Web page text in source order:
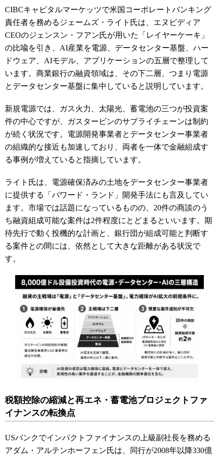
CIBCキャピタルマーケッツで米国コーポレートバンキング
責任者を務めるジェームズ・ライト氏は、エヌビディア
CEOのジェンスン・フアン氏が用いた「レイヤーケーキ」
の比喩を引き、AI産業を電源、データセンター基盤、ハー
ドウェア、AIモデル、アプリケーションの五層で整理して
います。商業銀行の融資領域は、その下二層、つまり電源
とデータセンター基盤に集中していると説明しています。
新規電源では、ガス火力、太陽光、蓄電池の三つが投資案
件の中心ですが、ガスタービンのサプライチェーンは制約
が続く状況です。電源開発事業者とデータセンター事業者
の組織的な接近も加速しており、両者を一体で金融組成す
る事例が増えていると指摘しています。
ライト氏は、電源確保済みの土地をデータセンター事業者
に提供する「パワード・ランド」開発手法にも言及してい
ます。市場では話題になっているものの、20件の商談のう
ち融資組成可能な案件は2件程度にとどまるといいます。期
待先行で動く投機的な計画と、銀行団が組成可能と判断す
る案件との間には、依然として大きな距離がある状況で
す。
税額控除の縮減と再エネ・蓄電池プロジェクトファ
イナンスの転換点
USバンクでインパクトファイナンスの上級副社長を務める
アダム・アルテンホーフェン氏は、同行が2008年以降330億